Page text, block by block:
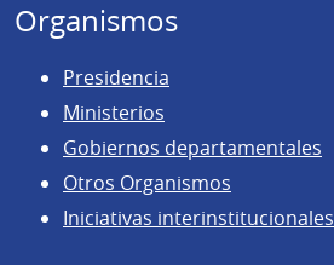
Organismos
Presidencia
Ministerios
Gobiernos departamentales
Otros Organismos
Iniciativas interinstitucionales